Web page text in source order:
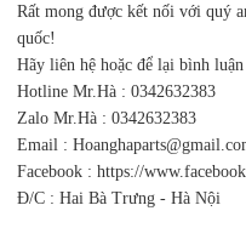
Rất mong được kết nối với quý
quốc!
Hãy liên hệ hoặc để lại bình
Hotline Mr.Hà : 0342632383
Zalo Mr.Hà : 0342632383
Email :Hoanghaparts@gmail.co
Facebook : https://
Đ/C : Hai Bà Trưng - Hà Nội